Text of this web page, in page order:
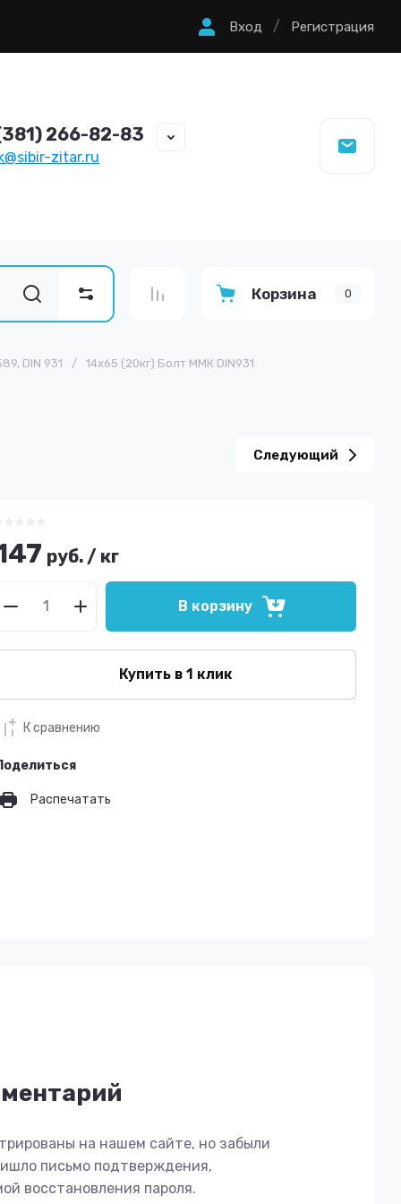
Вход / Регистрация
266-82-83
zitar.ru
Корзина 0
DIN 931 / 14х65 (20кг) Болт ММК DIN931
Следующий
руб. / кг
В корзину
Купить в 1 клик
К сравнению
Распечатать
на нашем сайте, но забыли
письмо подтверждения,
восстановления пароля.